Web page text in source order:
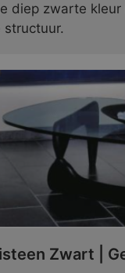
diep zwarte kleur
Zwart |